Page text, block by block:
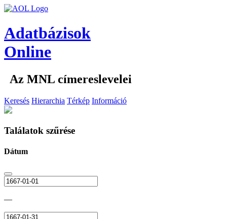
Adatbázisok
Online
Az MNL címereslevelei
Keresés Hierarchia Térkép Információ
Találatok szűrése
Dátum
—